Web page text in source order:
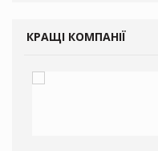
КРАЩІ КОМПАНІЇ